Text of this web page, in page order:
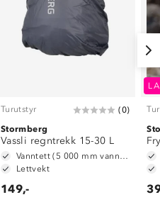
Turutstyr (0)
Stormberg
Vassli regntrekk 15-30 L
Lettvekt
149,-